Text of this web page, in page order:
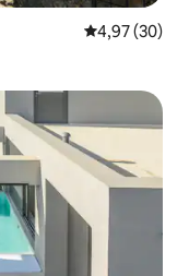
4,97 av 5 i
4,97 (30)